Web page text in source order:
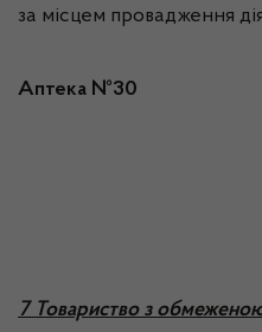
за місцем провадження
Аптека №30
7 Товариство з